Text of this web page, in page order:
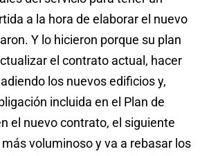
a la hora de elaborar el nuevo
Y lo hicieron porque su plan
el contrato actual, hacer
los nuevos edificios y,
incluida en el Plan de
el nuevo contrato, el siguiente
voluminoso y va a rebasar los